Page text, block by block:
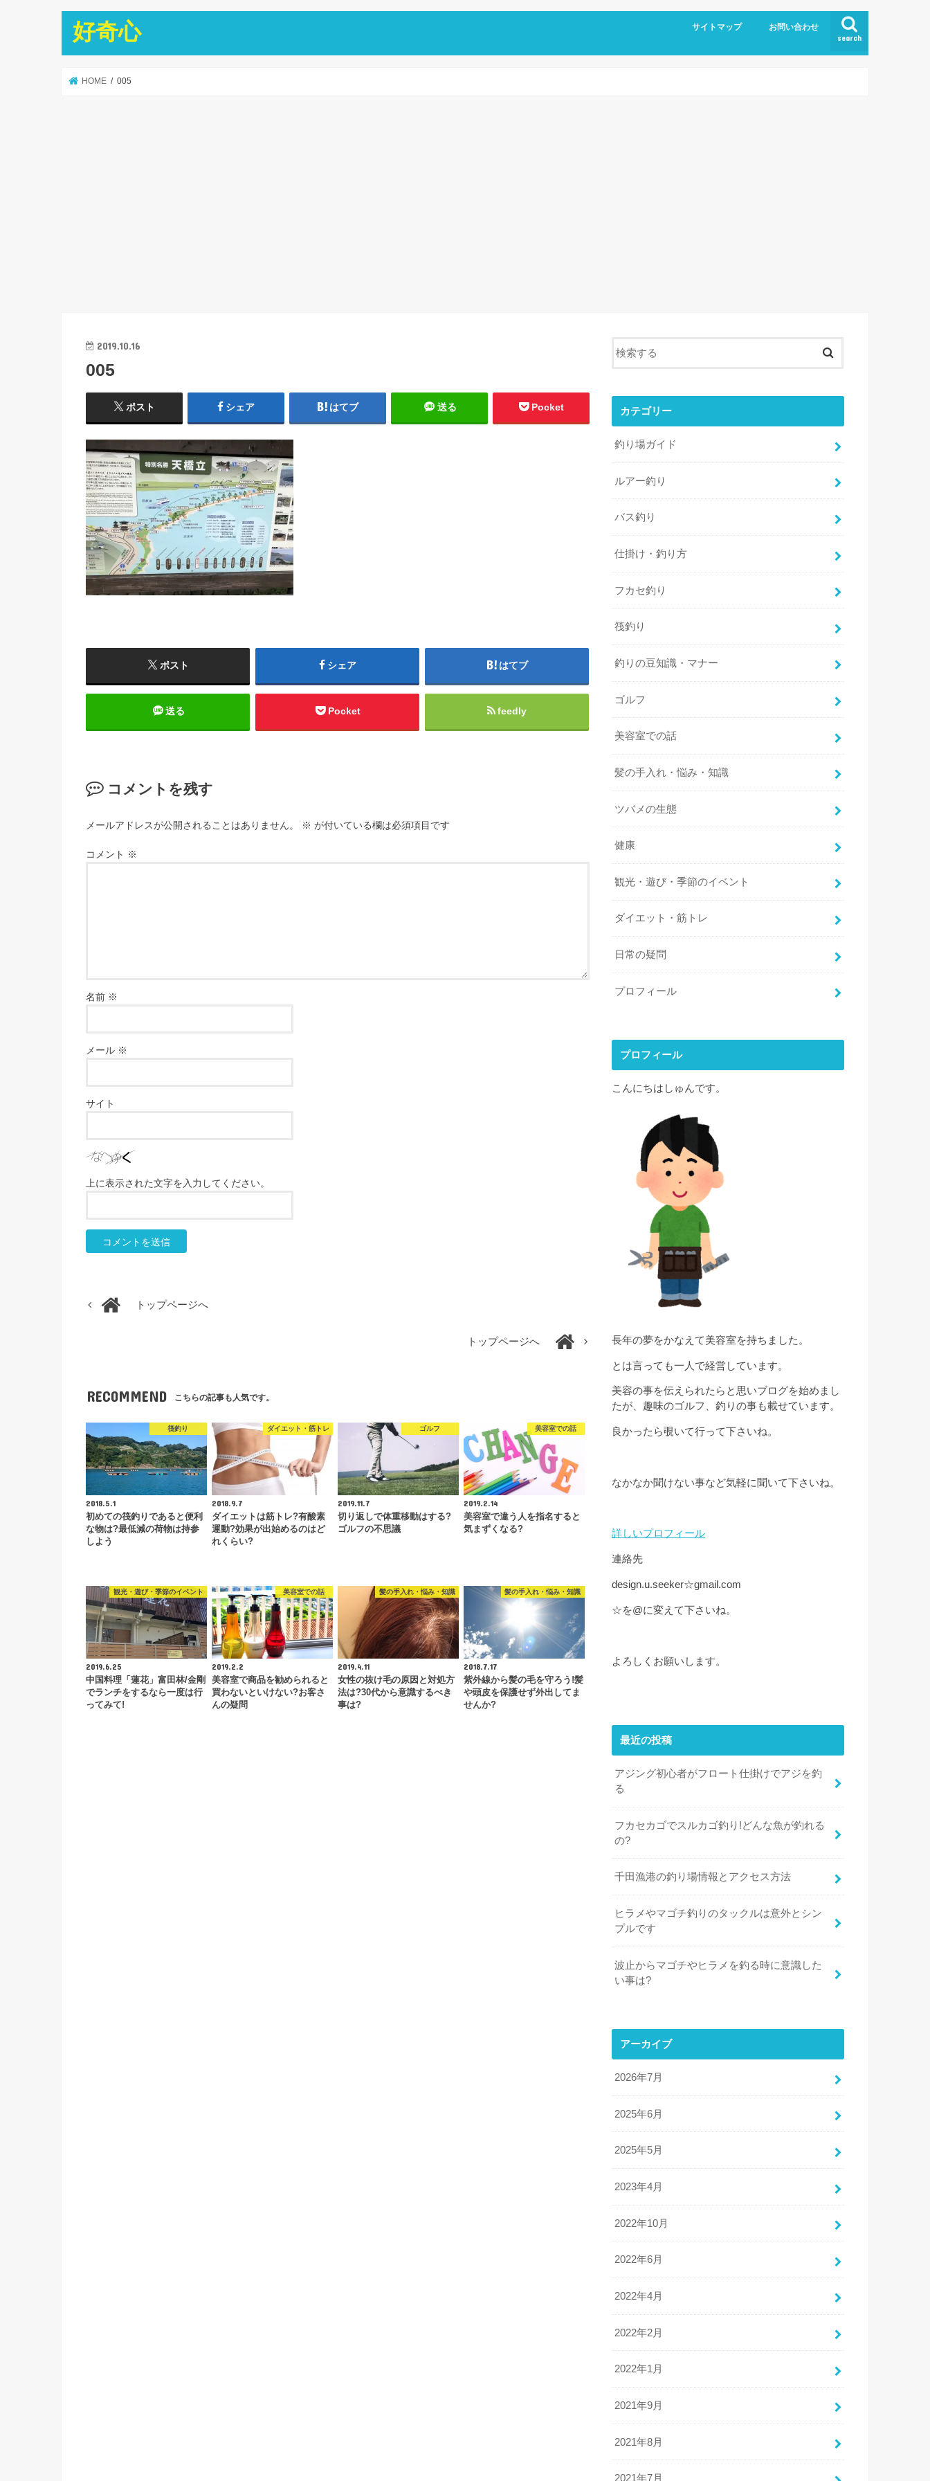
好奇心 search
サイトマップ お問い合わせ
HOME 005
2019.10.16
005
ポスト シェア はてブ 送る Pocket
ポスト シェア はてブ
送る Pocket feedly
コメントを残す
メールアドレスが公開されることはありません。 ※ が付いている欄は必須項目です
コメント ※
名前 ※
メール ※
サイト
上に表示された文字を入力してください。
トップページへ
トップページへ
RECOMMEND こちらの記事も人気です。
筏釣り
2018.5.1
初めての筏釣りであると便利
な物は?最低減の荷物は持参
しよう
ダイエット・筋トレ
2018.9.7
ダイエットは筋トレ?有酸素
運動?効果が出始めるのはど
れくらい?
ゴルフ
2019.11.7
切り返しで体重移動はする?
ゴルフの不思議
美容室での話
2019.2.14
美容室で違う人を指名すると
気まずくなる?
観光・遊び・季節のイベント
2019.6.25
中国料理「蓮花」富田林/金剛
でランチをするなら一度は行
ってみて!
美容室での話
2019.2.2
美容室で商品を勧められると
買わないといけない?お客さ
んの疑問
髪の手入れ・悩み・知識
2019.4.11
女性の抜け毛の原因と対処方
法は?30代から意識するべき
事は?
髪の手入れ・悩み・知識
2018.7.17
紫外線から髪の毛を守ろう!髪
や頭皮を保護せず外出してま
せんか?
カテゴリー
釣り場ガイド
ルアー釣り
バス釣り
仕掛け・釣り方
フカセ釣り
筏釣り
釣りの豆知識・マナー
ゴルフ
美容室での話
髪の手入れ・悩み・知識
ツバメの生態
健康
観光・遊び・季節のイベント
ダイエット・筋トレ
日常の疑問
プロフィール
プロフィール
こんにちはしゅんです。
長年の夢をかなえて美容室を持ちました。
とは言っても一人で経営しています。
美容の事を伝えられたらと思いブログを始めまし
たが、趣味のゴルフ、釣りの事も載せています。
良かったら覗いて行って下さいね。
なかなか聞けない事など気軽に聞いて下さいね。
詳しいプロフィール
連絡先
design.u.seeker☆gmail.com
☆を@に変えて下さいね。
よろしくお願いします。
最近の投稿
アジング初心者がフロート仕掛けでアジを釣
る
フカセカゴでスルカゴ釣り!どんな魚が釣れる
の?
千田漁港の釣り場情報とアクセス方法
ヒラメやマゴチ釣りのタックルは意外とシン
プルです
波止からマゴチやヒラメを釣る時に意識した
い事は?
アーカイブ
2026年7月
2025年6月
2025年5月
2023年4月
2022年10月
2022年6月
2022年4月
2022年2月
2022年1月
2021年9月
2021年8月
2021年7月